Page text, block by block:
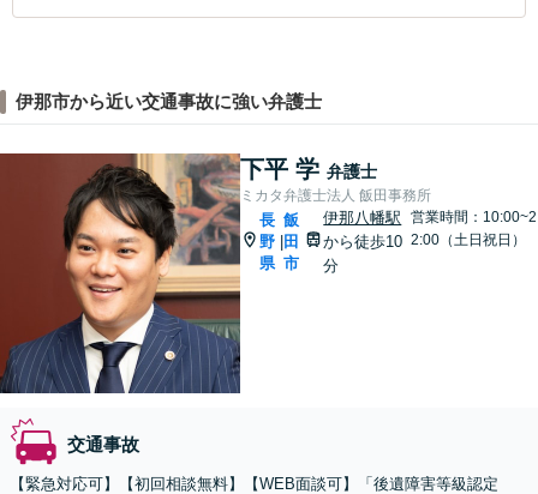
伊那市から近い交通事故に強い弁護士
下平 学 弁護士
ミカタ弁護士法人 飯田事務所
長
野
県
飯
田
市
伊那八幡駅
から徒歩10
分
営業時間：10:00~2
2:00（土日祝日）
交通事故
【緊急対応可】【初回相談無料】【WEB面談可】「後遺障害等級認定